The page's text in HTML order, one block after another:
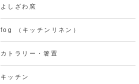
よしざわ窯
fog （キッチンリネン）
カトラリー・箸置
キッチン